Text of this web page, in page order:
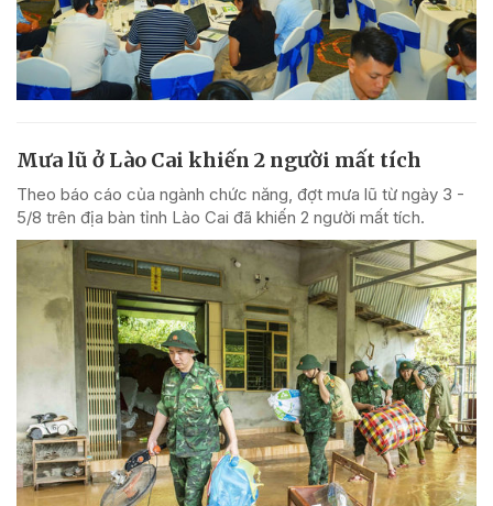
Mưa lũ ở Lào Cai khiến 2 người mất tích
Theo báo cáo của ngành chức năng, đợt mưa lũ từ ngày 3 -
5/8 trên địa bàn tỉnh Lào Cai đã khiến 2 người mất tích.